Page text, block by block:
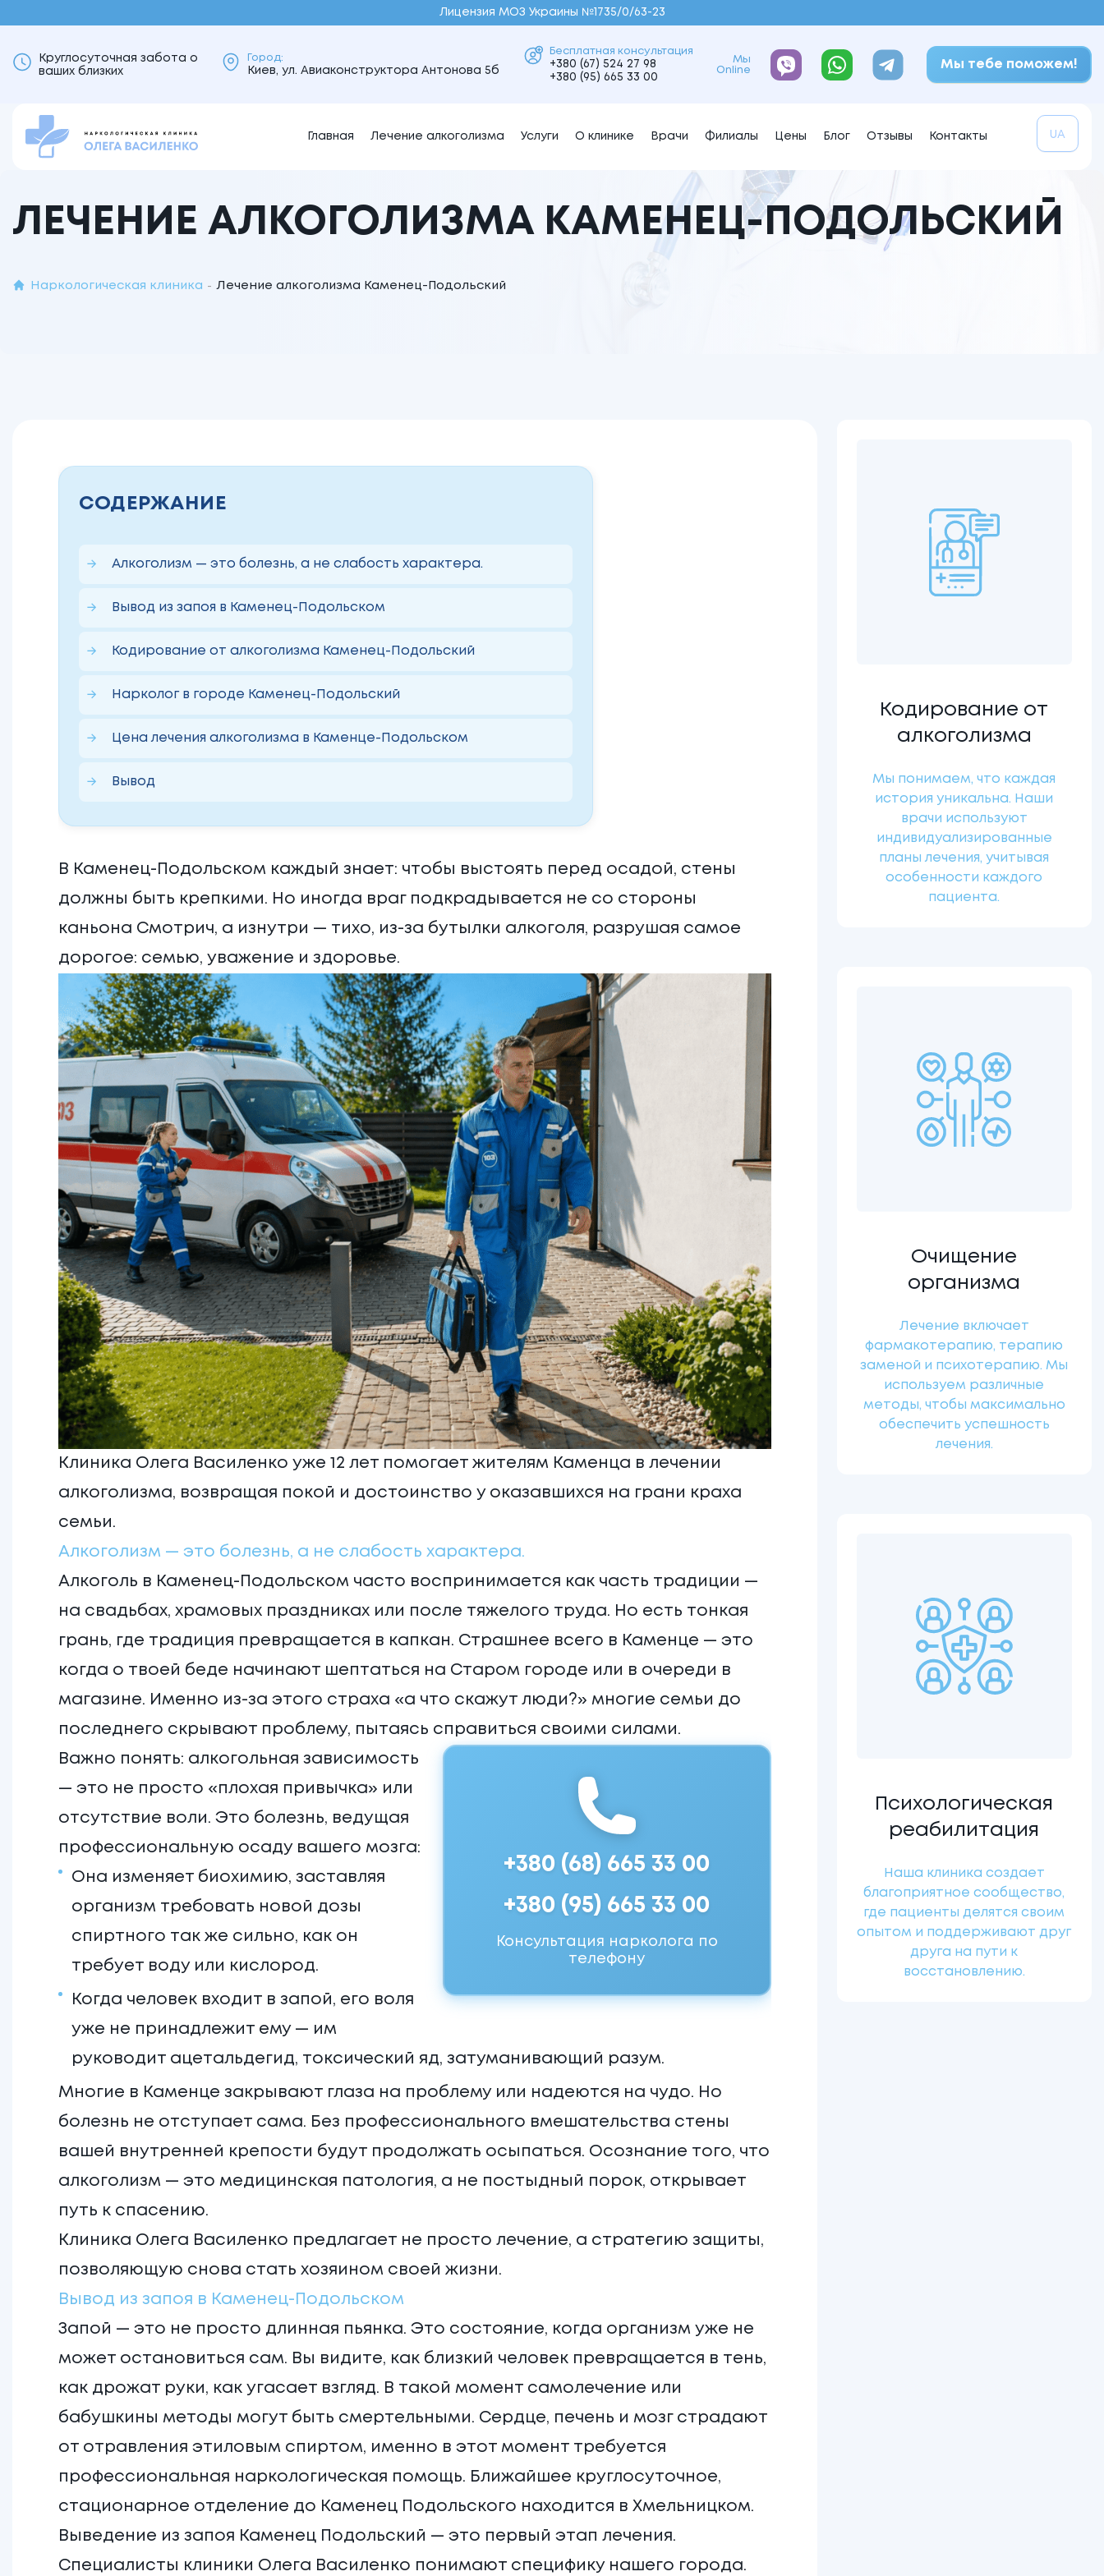
Лицензия МОЗ Украины №1735/0/63-23
Круглосуточная забота о
ваших близких
Город:
Киев, ул. Авиаконструктора Антонова 5б
Бесплатная консультация
+380 (67) 524 27 98
+380 (95) 665 33 00
Мы
Online
Мы тебе поможем!
Главная Лечение алкоголизма Услуги О клинике Врачи Филиалы Цены Блог Отзывы Контакты UA
ЛЕЧЕНИЕ АЛКОГОЛИЗМА КАМЕНЕЦ-ПОДОЛЬСКИЙ
Наркологическая клиника - Лечение алкоголизма Каменец-Подольский
СОДЕРЖАНИЕ
Алкоголизм — это болезнь, а не слабость характера.
Вывод из запоя в Каменец-Подольском
Кодирование от алкоголизма Каменец-Подольский
Нарколог в городе Каменец-Подольский
Цена лечения алкоголизма в Каменце-Подольском
Вывод
В Каменец-Подольском каждый знает: чтобы выстоять перед осадой, стены
должны быть крепкими. Но иногда враг подкрадывается не со стороны
каньона Смотрич, а изнутри — тихо, из-за бутылки алкоголя, разрушая самое
дорогое: семью, уважение и здоровье.
Клиника Олега Василенко уже 12 лет помогает жителям Каменца в лечении
алкоголизма, возвращая покой и достоинство у оказавшихся на грани краха
семьи.
Алкоголизм — это болезнь, а не слабость характера.
Алкоголь в Каменец-Подольском часто воспринимается как часть традиции —
на свадьбах, храмовых праздниках или после тяжелого труда. Но есть тонкая
грань, где традиция превращается в капкан. Страшнее всего в Каменце — это
когда о твоей беде начинают шептаться на Старом городе или в очереди в
магазине. Именно из-за этого страха «а что скажут люди?» многие семьи до
последнего скрывают проблему, пытаясь справиться своими силами.
+380 (68) 665 33 00
+380 (95) 665 33 00
Консультация нарколога по
телефону
Важно понять: алкогольная зависимость
— это не просто «плохая привычка» или
отсутствие воли. Это болезнь, ведущая
профессиональную осаду вашего мозга:
Она изменяет биохимию, заставляя
организм требовать новой дозы
спиртного так же сильно, как он
требует воду или кислород.
Когда человек входит в запой, его воля
уже не принадлежит ему — им
руководит ацетальдегид, токсический яд, затуманивающий разум.
Многие в Каменце закрывают глаза на проблему или надеются на чудо. Но
болезнь не отступает сама. Без профессионального вмешательства стены
вашей внутренней крепости будут продолжать осыпаться. Осознание того, что
алкоголизм — это медицинская патология, а не постыдный порок, открывает
путь к спасению.
Клиника Олега Василенко предлагает не просто лечение, а стратегию защиты,
позволяющую снова стать хозяином своей жизни.
Вывод из запоя в Каменец-Подольском
Запой — это не просто длинная пьянка. Это состояние, когда организм уже не
может остановиться сам. Вы видите, как близкий человек превращается в тень,
как дрожат руки, как угасает взгляд. В такой момент самолечение или
бабушкины методы могут быть смертельными. Сердце, печень и мозг страдают
от отравления этиловым спиртом, именно в этот момент требуется
профессиональная наркологическая помощь. Ближайшее круглосуточное,
стационарное отделение до Каменец Подольского находится в Хмельницком.
Выведение из запоя Каменец Подольский — это первый этап лечения.
Специалисты клиники Олега Василенко понимают специфику нашего города.
Кодирование от
алкоголизма
Мы понимаем, что каждая
история уникальна. Наши
врачи используют
индивидуализированные
планы лечения, учитывая
особенности каждого
пациента.
Очищение
организма
Лечение включает
фармакотерапию, терапию
заменой и психотерапию. Мы
используем различные
методы, чтобы максимально
обеспечить успешность
лечения.
Психологическая
реабилитация
Наша клиника создает
благоприятное сообщество,
где пациенты делятся своим
опытом и поддерживают друг
друга на пути к
восстановлению.